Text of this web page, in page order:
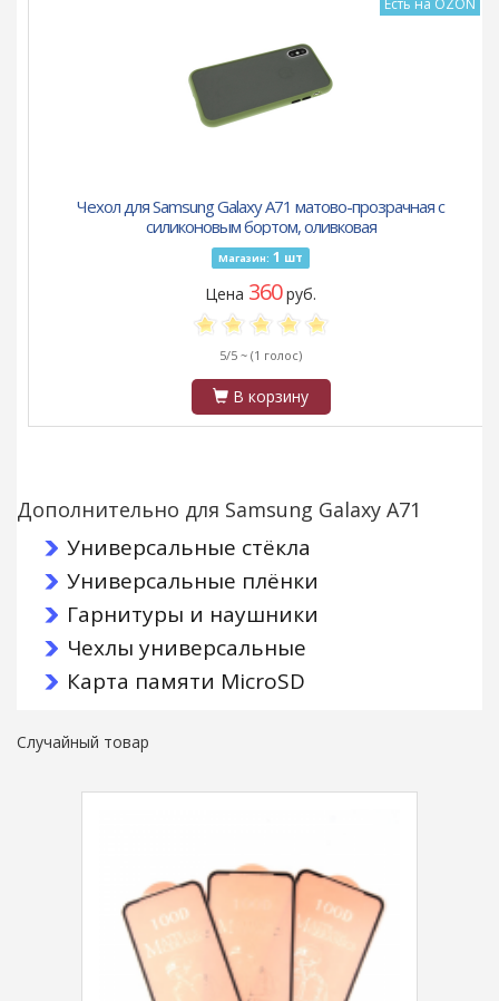
Есть на OZON
Чехол для Samsung Galaxy A71 матово-прозрачная с
силиконовым бортом, оливковая
Магазин: 1 шт
Цена 360руб.
5/5 ~ (1 голос)
В корзину
Дополнительно для Samsung Galaxy A71
Универсальные стёкла
Универсальные плёнки
Гарнитуры и наушники
Чехлы универсальные
Карта памяти MicroSD
Случайный товар